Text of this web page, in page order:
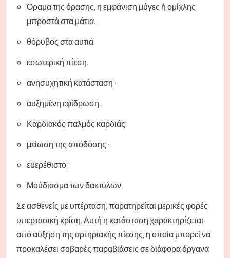
Όραμα της όρασης, η εμφάνιση μύγες ή ομίχλης
μπροστά στα μάτια.
θόρυβος στα αυτιά.
εσωτερική πίεση.
ανησυχητική κατάσταση ·
αυξημένη εφίδρωση.
Καρδιακός παλμός καρδιάς;
μείωση της απόδοσης ·
ευερέθιστο;
Μούδιασμα των δακτύλων.
Σε ασθενείς με υπέρταση, παρατηρείται μερικές φορές
υπερτασική κρίση. Αυτή η κατάσταση χαρακτηρίζεται
από αύξηση της αρτηριακής πίεσης, η οποία μπορεί να
προκαλέσει σοβαρές παραβιάσεις σε διάφορα όργανα